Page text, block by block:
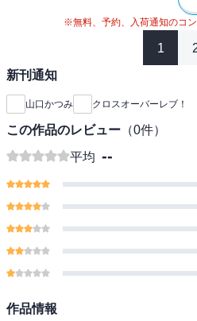
※無料、予約、入荷通知のコ
1
新刊通知
山口かつみ クロスオーバーレブ！
この作品のレビュー （0件）
平均 --
作品情報